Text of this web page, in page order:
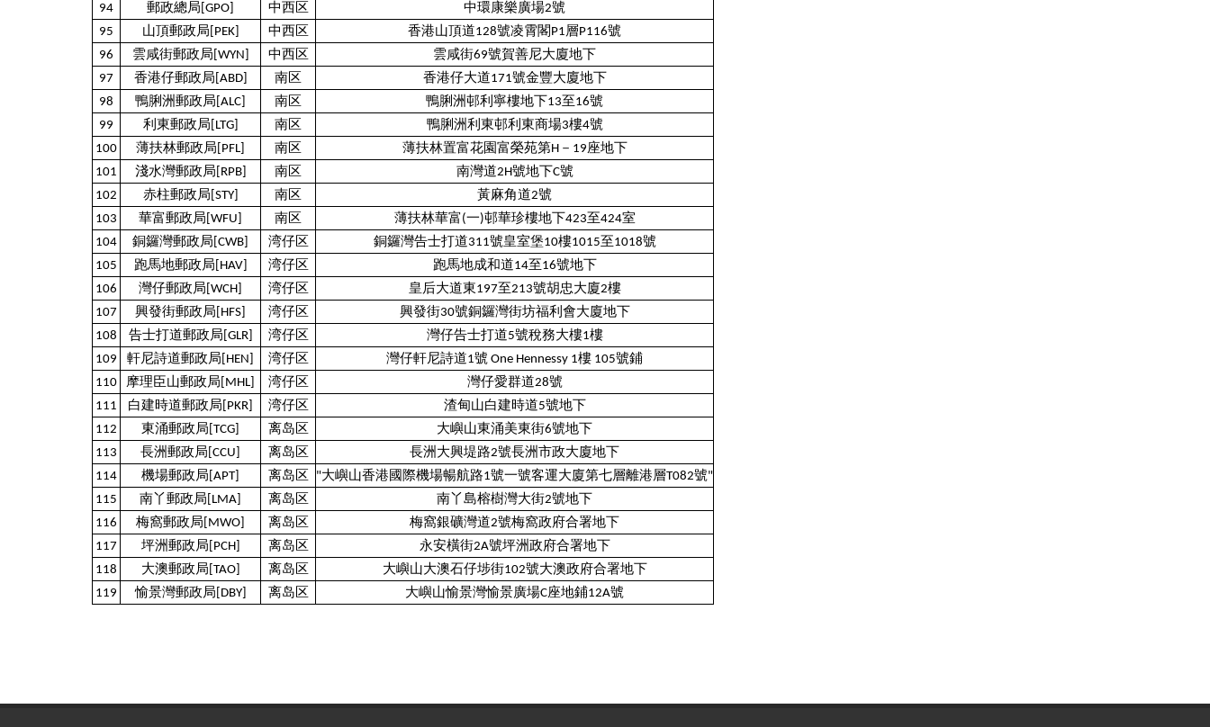
94
郵政總局[GPO] 中西区
中環康樂廣場2號
95
山頂郵政局[PEK] 中西区
香港山頂道128號凌霄閣P1層P116號
96
雲咸街郵政局[WYN] 中西区
雲咸街69號賀善尼大廈地下
97
香港仔郵政局[ABD] 南区
香港仔大道171號金豐大廈地下
98
鴨脷洲郵政局[ALC] 南区
鴨脷洲邨利寧樓地下13至16號
99
利東郵政局[LTG] 南区
鴨脷洲利東邨利東商場3樓4號
100
薄扶林郵政局[PFL] 南区
薄扶林置富花園富榮苑第H－19座地下
101
淺水灣郵政局[RPB] 南区
南灣道2H號地下C號
102
赤柱郵政局[STY] 南区
黃麻角道2號
103
華富郵政局[WFU] 南区
薄扶林華富(一)邨華珍樓地下423至424室
104
銅鑼灣郵政局[CWB] 湾仔区
銅鑼灣告士打道311號皇室堡10樓1015至1018號
105
跑馬地郵政局[HAV] 湾仔区
跑馬地成和道14至16號地下
106
灣仔郵政局[WCH] 湾仔区
皇后大道東197至213號胡忠大廈2樓
107
興發街郵政局[HFS] 湾仔区
興發街30號銅鑼灣街坊福利會大廈地下
108
告士打道郵政局[GLR] 湾仔区
灣仔告士打道5號稅務大樓1樓
109
軒尼詩道郵政局[HEN] 湾仔区
灣仔軒尼詩道1號 One Hennessy 1樓 105號鋪
110
摩理臣山郵政局[MHL] 湾仔区
灣仔愛群道28號
111
白建時道郵政局[PKR] 湾仔区
渣甸山白建時道5號地下
112
東涌郵政局[TCG] 离岛区
大嶼山東涌美東街6號地下
113
長洲郵政局[CCU] 离岛区
長洲大興堤路2號長洲市政大廈地下
114
機場郵政局[APT] 离岛区
"大嶼山香港國際機場暢航路1號一號客運大廈第七層離港層T082號"
115
南丫郵政局[LMA] 离岛区
南丫島榕樹灣大街2號地下
116
梅窩郵政局[MWO] 离岛区
梅窩銀礦灣道2號梅窩政府合署地下
117
坪洲郵政局[PCH] 离岛区
永安橫街2A號坪洲政府合署地下
118
大澳郵政局[TAO] 离岛区
大嶼山大澳石仔埗街102號大澳政府合署地下
119
愉景灣郵政局[DBY] 离岛区 大嶼山愉景灣愉景廣場C座地鋪12A號